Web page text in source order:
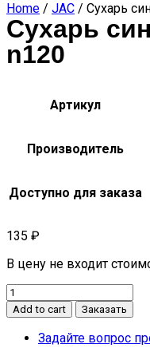
Home / JAC / Сухарь
Сухарь
n120
Артикул
Производитель
Доступно для заказа
135 ₽
В цену не входит
Сухарь
синхронизатора
n120
quantity
Add to cart Заказать
Задайте вопрос